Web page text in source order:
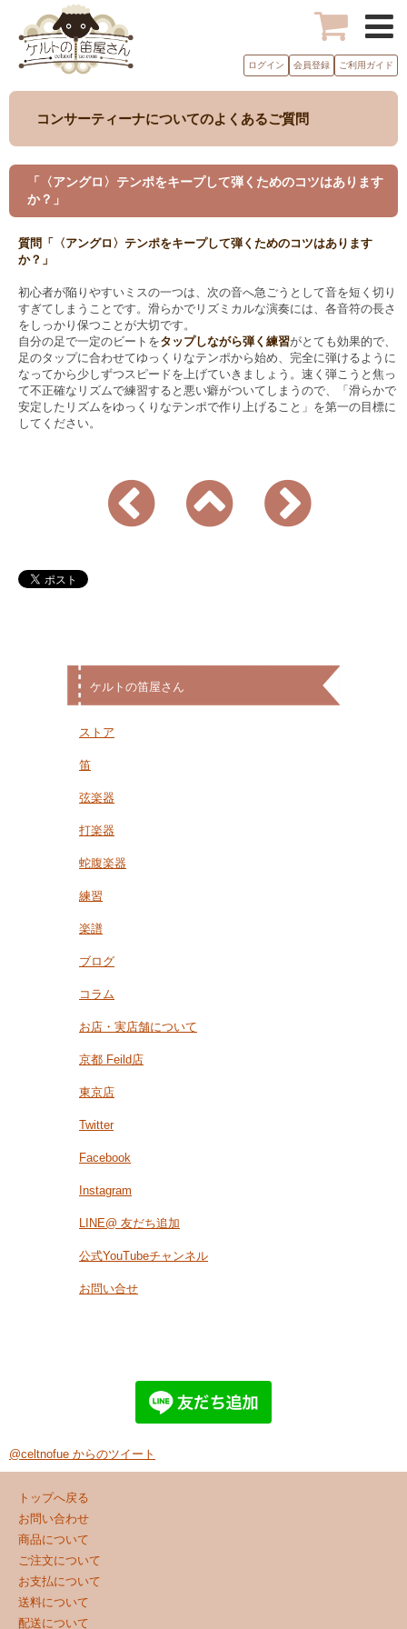
ログイン 会員登録 ご利用ガイド
コンサーティーナについてのよくあるご質問
「〈アングロ〉テンポをキープして弾くためのコツはあります
か？」
質問「〈アングロ〉テンポをキープして弾くためのコツはあります
か？」
初心者が陥りやすいミスの一つは、次の音へ急ごうとして音を短く切り
すぎてしまうことです。滑らかでリズミカルな演奏には、各音符の長さ
をしっかり保つことが大切です。
自分の足で一定のビートをタップしながら弾く練習がとても効果的で、
足のタップに合わせてゆっくりなテンポから始め、完全に弾けるように
なってから少しずつスピードを上げていきましょう。速く弾こうと焦っ
て不正確なリズムで練習すると悪い癖がついてしまうので、「滑らかで
安定したリズムをゆっくりなテンポで作り上げること」を第一の目標に
してください。
ケルトの笛屋さん
ストア
笛
弦楽器
打楽器
蛇腹楽器
練習
楽譜
ブログ
コラム
お店・実店舗について
京都 Feild店
東京店
Twitter
Facebook
Instagram
LINE@ 友だち追加
公式YouTubeチャンネル
お問い合せ
@celtnofue からのツイート
トップへ戻る
お問い合わせ
商品について
ご注文について
お支払について
送料について
配送について